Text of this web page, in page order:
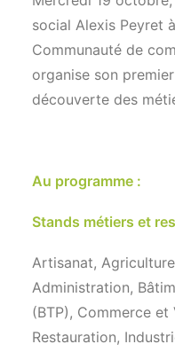
social Alexis Peyret
Communauté de
organise son
découverte des
Au programme :
Stands métiers et
Artisanat,
Administration,
(BTP), Commerce
Restauration,